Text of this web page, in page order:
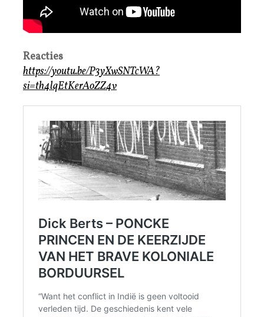
Reacties
https://youtu.be/P3yXwSNTcWA?
si=th4lqEtKerAoZZ4v